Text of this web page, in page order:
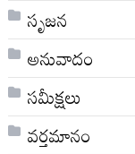
సృజన
అనువాదం
సమీక్షలు
వర్తమానం